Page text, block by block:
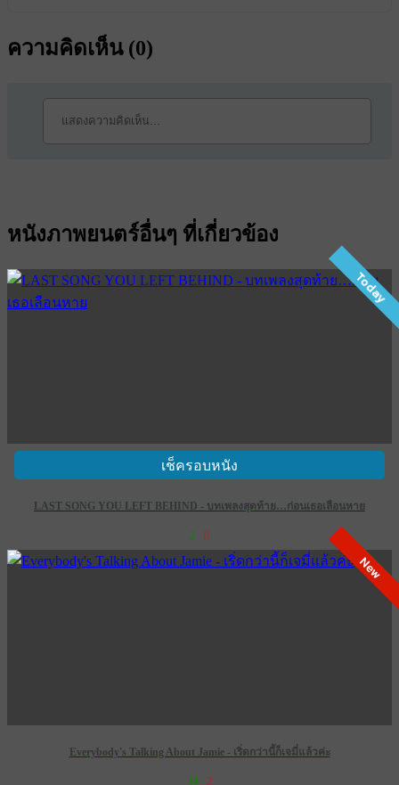
ความคิดเห็น (0)
หนังภาพยนตร์อื่นๆ ที่เกี่ยวข้อง
Today
เช็ครอบหนัง
LAST SONG YOU LEFT BEHIND - บทเพลงสุดท้าย…ก่อนเธอเลือนหาย
2 0
New
Everybody's Talking About Jamie - เริ่ดกว่านี้ก็เจมี่แล้วค่ะ
34 2